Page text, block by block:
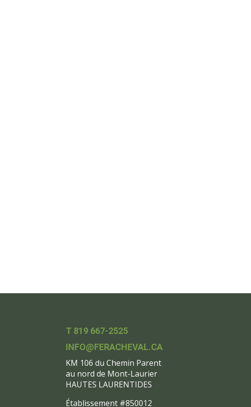
T 819 667-2525
INFO@FERACHEVAL.CA
KM 106 du Chemin Parent
au nord de Mont-Laurier
HAUTES LAURENTIDES
Établissement #850012